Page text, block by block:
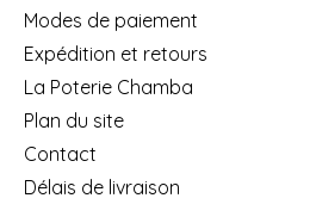
Modes de paiement
Expédition et retours
La Poterie Chamba
Plan du site
Contact
Délais de livraison